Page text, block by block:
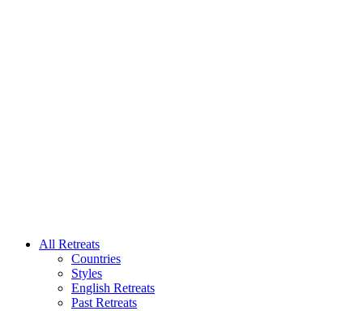
All Retreats
Countries
Styles
English Retreats
Past Retreats